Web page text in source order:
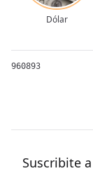
Dólar
960893
Suscribite